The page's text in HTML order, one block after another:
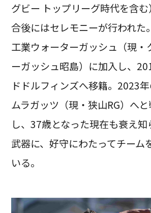
グビー トップリーグ時代を含
合後にはセレモニーが行われた
工業ウォーターガッシュ（現・
ーガッシュ昭島）に加入し、
ドドルフィンズへ移籍。2023
ムラガッツ（現・狭山RG）へ
し、37歳となった現在も衰え
武器に、好守にわたってチーム
いる。